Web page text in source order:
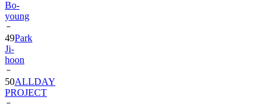
49Park
Ji-
hoon
50ALLDAY
PROJECT